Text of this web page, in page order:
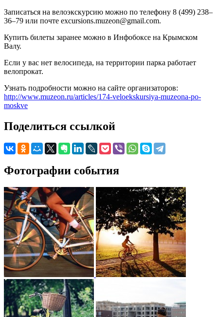
Записаться на велоэкскурсию можно по телефону 8 (499) 238–
36–79 или почте excursions.muzeon@gmail.com.
Купить билеты заранее можно в Инфобоксе на Крымском
Валу.
Если у вас нет велосипеда, на территории парка работает
велопрокат.
Узнать подробности можно на сайте организаторов:
http://www.muzeon.ru/articles/174-veloekskursiya-muzeona-po-
moskve
Поделиться ссылкой
Фотографии события